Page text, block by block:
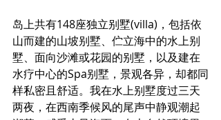
岛上共有148座独立别墅(villa)，包括依
山而建的山坡别墅、伫立海中的水上别
墅、面向沙滩或花园的别墅，以及建在
水疗中心的Spa别墅，景观各异，却都同
样私密且舒适。我在水上别墅度过三天
两夜，在西南季候风的尾声中静观潮起